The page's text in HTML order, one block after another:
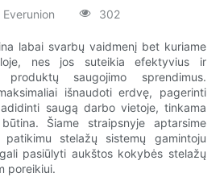
Everunion 302
labai svarbų vaidmenį bet kuriame
nes jos suteikia efektyvius ir
saugojimo sprendimus.
išnaudoti erdvę, pagerinti
saugą darbo vietoje, tinkama
Šiame straipsnyje aptarsime
patikimu stelažų sistemų gamintoju
pasiūlyti aukštos kokybės stelažų
poreikiui.